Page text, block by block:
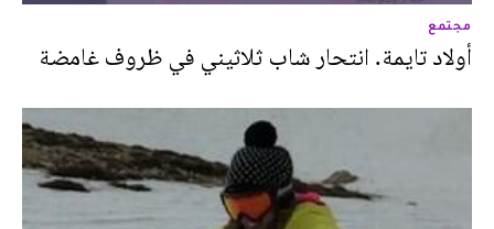
مجتمع
أولاد تايمة. انتحار شاب ثلاثيني في ظروف غامضة